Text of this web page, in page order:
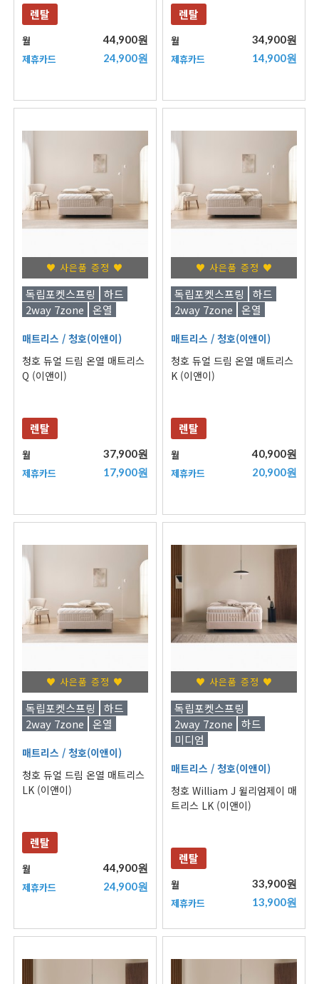
렌탈
월 44,900원
제휴카드 24,900원
렌탈
월 34,900원
제휴카드 14,900원
♥ 사은품 증정 ♥
독립포켓스프링
하드
2way 7zone
온열
매트리스 / 청호(이앤이)
청호 듀얼 드림 온열 매트리스
Q (이앤이)
렌탈
월 37,900원
제휴카드 17,900원
♥ 사은품 증정 ♥
독립포켓스프링
하드
2way 7zone
온열
매트리스 / 청호(이앤이)
청호 듀얼 드림 온열 매트리스
K (이앤이)
렌탈
월 40,900원
제휴카드 20,900원
♥ 사은품 증정 ♥
독립포켓스프링
하드
2way 7zone
온열
매트리스 / 청호(이앤이)
청호 듀얼 드림 온열 매트리스
LK (이앤이)
렌탈
월 44,900원
제휴카드 24,900원
♥ 사은품 증정 ♥
독립포켓스프링
2way 7zone
하드
미디엄
매트리스 / 청호(이앤이)
청호 William J 윌리엄제이 매
트리스 LK (이앤이)
렌탈
월 33,900원
제휴카드 13,900원